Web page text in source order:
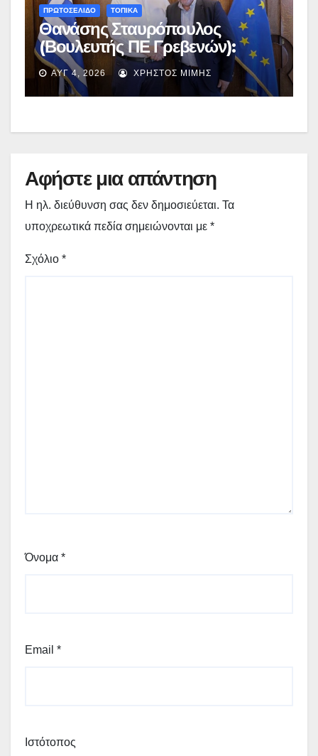
ΠΡΩΤΟΣΕΛΙΔΟ ΤΟΠΙΚΑ
Θανάσης Σταυρόπουλος
(Βουλευτής ΠΕ Γρεβενών):
Έκτακτη χρηματοδότηση
400.000€ για επιπλέον
εργασίες στο Δημοτικό Στάδιο
ΑΥΓ 4, 2026 ΧΡΉΣΤΟΣ ΜΊΜΗΣ
Αφήστε μια απάντηση
Η ηλ. διεύθυνση σας δεν δημοσιεύεται. Τα
υποχρεωτικά πεδία σημειώνονται με *
Σχόλιο *
Όνομα *
Email *
Ιστότοπος